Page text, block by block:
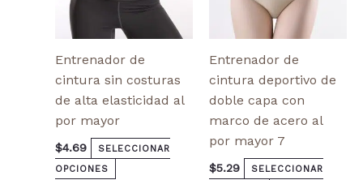
Entrenador de
cintura sin costuras
de alta elasticidad al
por mayor
$4.69
SELECCIONAR
OPCIONES
página
de
producto
Entrenador de
cintura deportivo de
doble capa con
marco de acero al
por mayor 7
$5.29
SELECCIONAR
página
de
producto